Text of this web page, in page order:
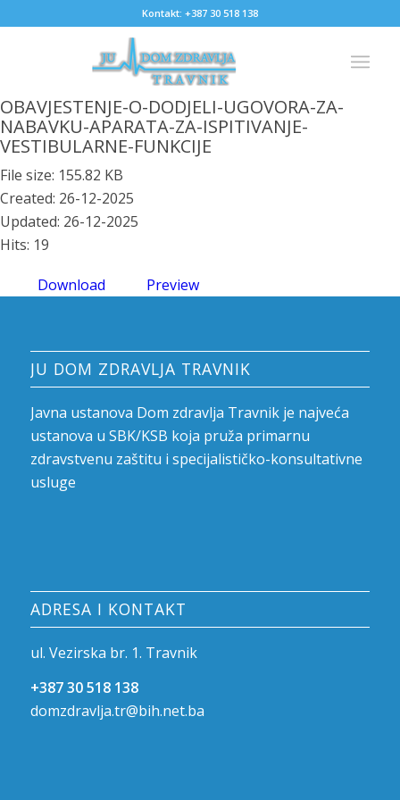
Kontakt: +387 30 518 138
OBAVJESTENJE-O-DODJELI-UGOVORA-ZA-
NABAVKU-APARATA-ZA-ISPITIVANJE-
VESTIBULARNE-FUNKCIJE
File size: 155.82 KB
Created: 26-12-2025
Updated: 26-12-2025
Hits: 19
Download Preview
JU DOM ZDRAVLJA TRAVNIK
Javna ustanova Dom zdravlja Travnik je najveća
ustanova u SBK/KSB koja pruža primarnu
zdravstvenu zaštitu i specijalističko-konsultativne
usluge
ADRESA I KONTAKT
ul. Vezirska br. 1. Travnik
+387 30 518 138
domzdravlja.tr@bih.net.ba